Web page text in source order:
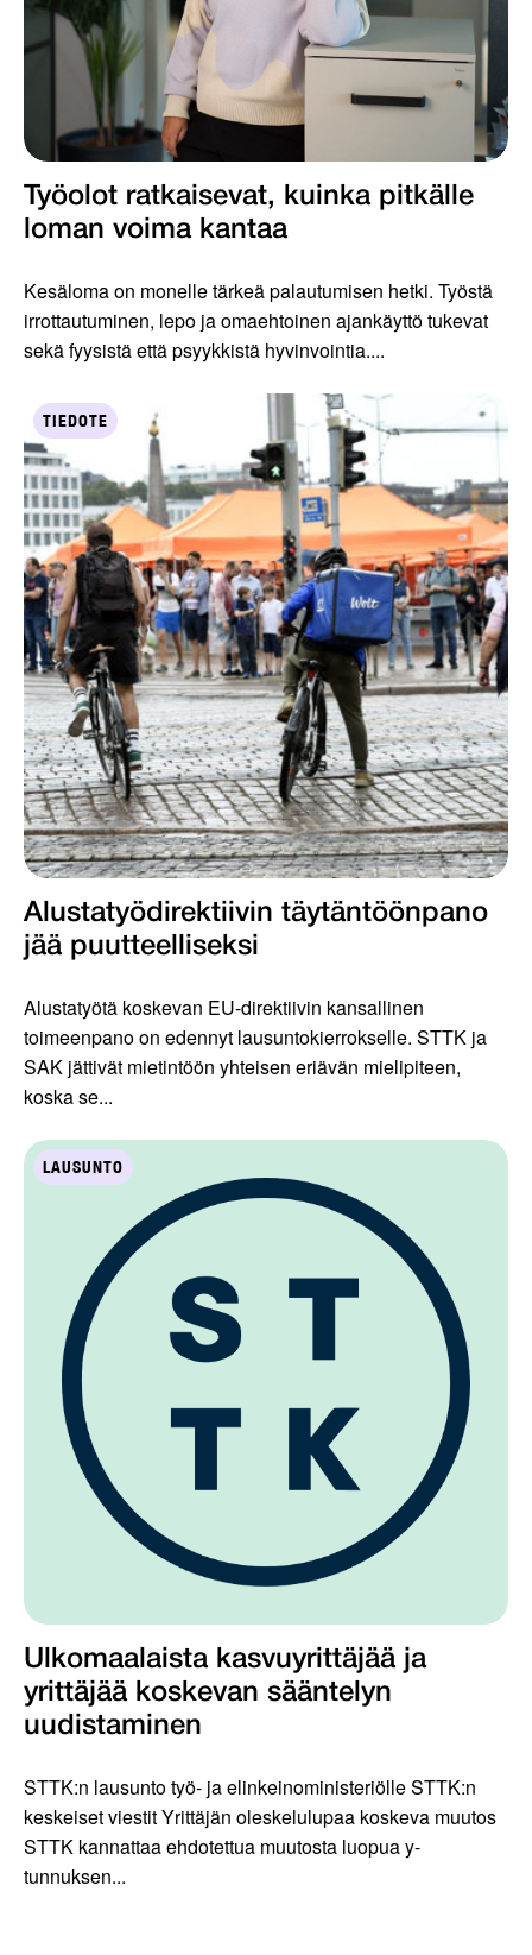
Työolot ratkaisevat, kuinka pitkälle
loman voima kantaa
Kesäloma on monelle tärkeä palautumisen hetki. Työstä
irrottautuminen, lepo ja omaehtoinen ajankäyttö tukevat
sekä fyysistä että psyykkistä hyvinvointia....
TIEDOTE
Alustatyödirektiivin täytäntöönpano
jää puutteelliseksi
Alustatyötä koskevan EU-direktiivin kansallinen
toimeenpano on edennyt lausuntokierrokselle. STTK ja
SAK jättivät mietintöön yhteisen eriävän mielipiteen,
koska se...
LAUSUNTO
Ulkomaalaista kasvuyrittäjää ja
yrittäjää koskevan sääntelyn
uudistaminen
STTK:n lausunto työ- ja elinkeinoministeriölle STTK:n
keskeiset viestit Yrittäjän oleskelulupaa koskeva muutos
STTK kannattaa ehdotettua muutosta luopua y-
tunnuksen...